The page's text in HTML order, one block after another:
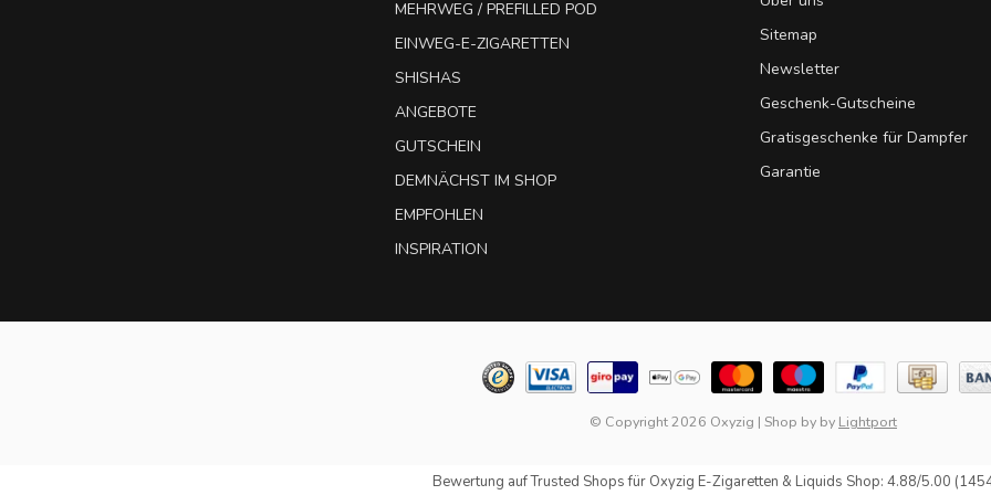
MEHRWEG / PREFILLED POD
EINWEG-E-ZIGARETTEN
SHISHAS
ANGEBOTE
GUTSCHEIN
DEMNÄCHST IM SHOP
EMPFOHLEN
INSPIRATION
Sitemap
Newsletter
Geschenk-Gutscheine
Gratisgeschenke für Dampfer
Garantie
© Copyright 2026 Oxyzig | Shop by by Lightport
Bewertung aufTrusted Shopsfür Oxyzig E-Zigaretten & Liquids Shop: 4.88/5.00